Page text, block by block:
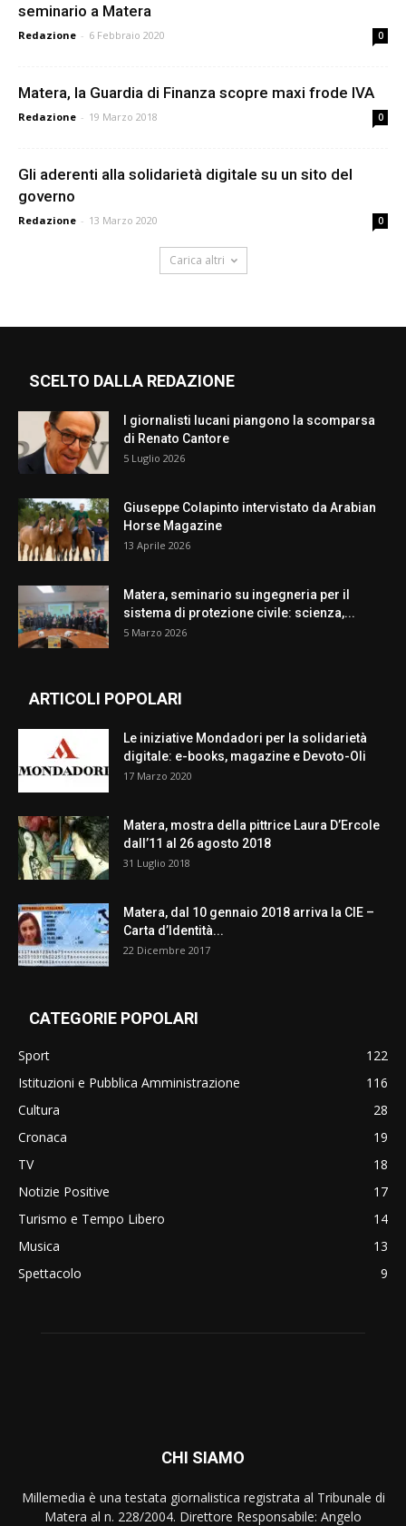
seminario a Matera
Redazione - 6 Febbraio 2020 0
Matera, la Guardia di Finanza scopre maxi frode IVA
Redazione - 19 Marzo 2018 0
Gli aderenti alla solidarietà digitale su un sito del
governo
Redazione - 13 Marzo 2020 0
Carica altri
SCELTO DALLA REDAZIONE
I giornalisti lucani piangono la scomparsa
di Renato Cantore
5 Luglio 2026
Giuseppe Colapinto intervistato da Arabian
Horse Magazine
13 Aprile 2026
Matera, seminario su ingegneria per il
sistema di protezione civile: scienza,...
5 Marzo 2026
ARTICOLI POPOLARI
Le iniziative Mondadori per la solidarietà
digitale: e-books, magazine e Devoto-Oli
17 Marzo 2020
Matera, mostra della pittrice Laura D’Ercole
dall’11 al 26 agosto 2018
31 Luglio 2018
Matera, dal 10 gennaio 2018 arriva la CIE –
Carta d’Identità...
22 Dicembre 2017
CATEGORIE POPOLARI
Sport
122
Istituzioni e Pubblica Amministrazione
116
Cultura
28
Cronaca
19
TV
18
Notizie Positive
17
Turismo e Tempo Libero
14
Musica
13
Spettacolo
9
CHI SIAMO
Millemedia è una testata giornalistica registrata al Tribunale di
Matera al n. 228/2004. Direttore Responsabile: Angelo